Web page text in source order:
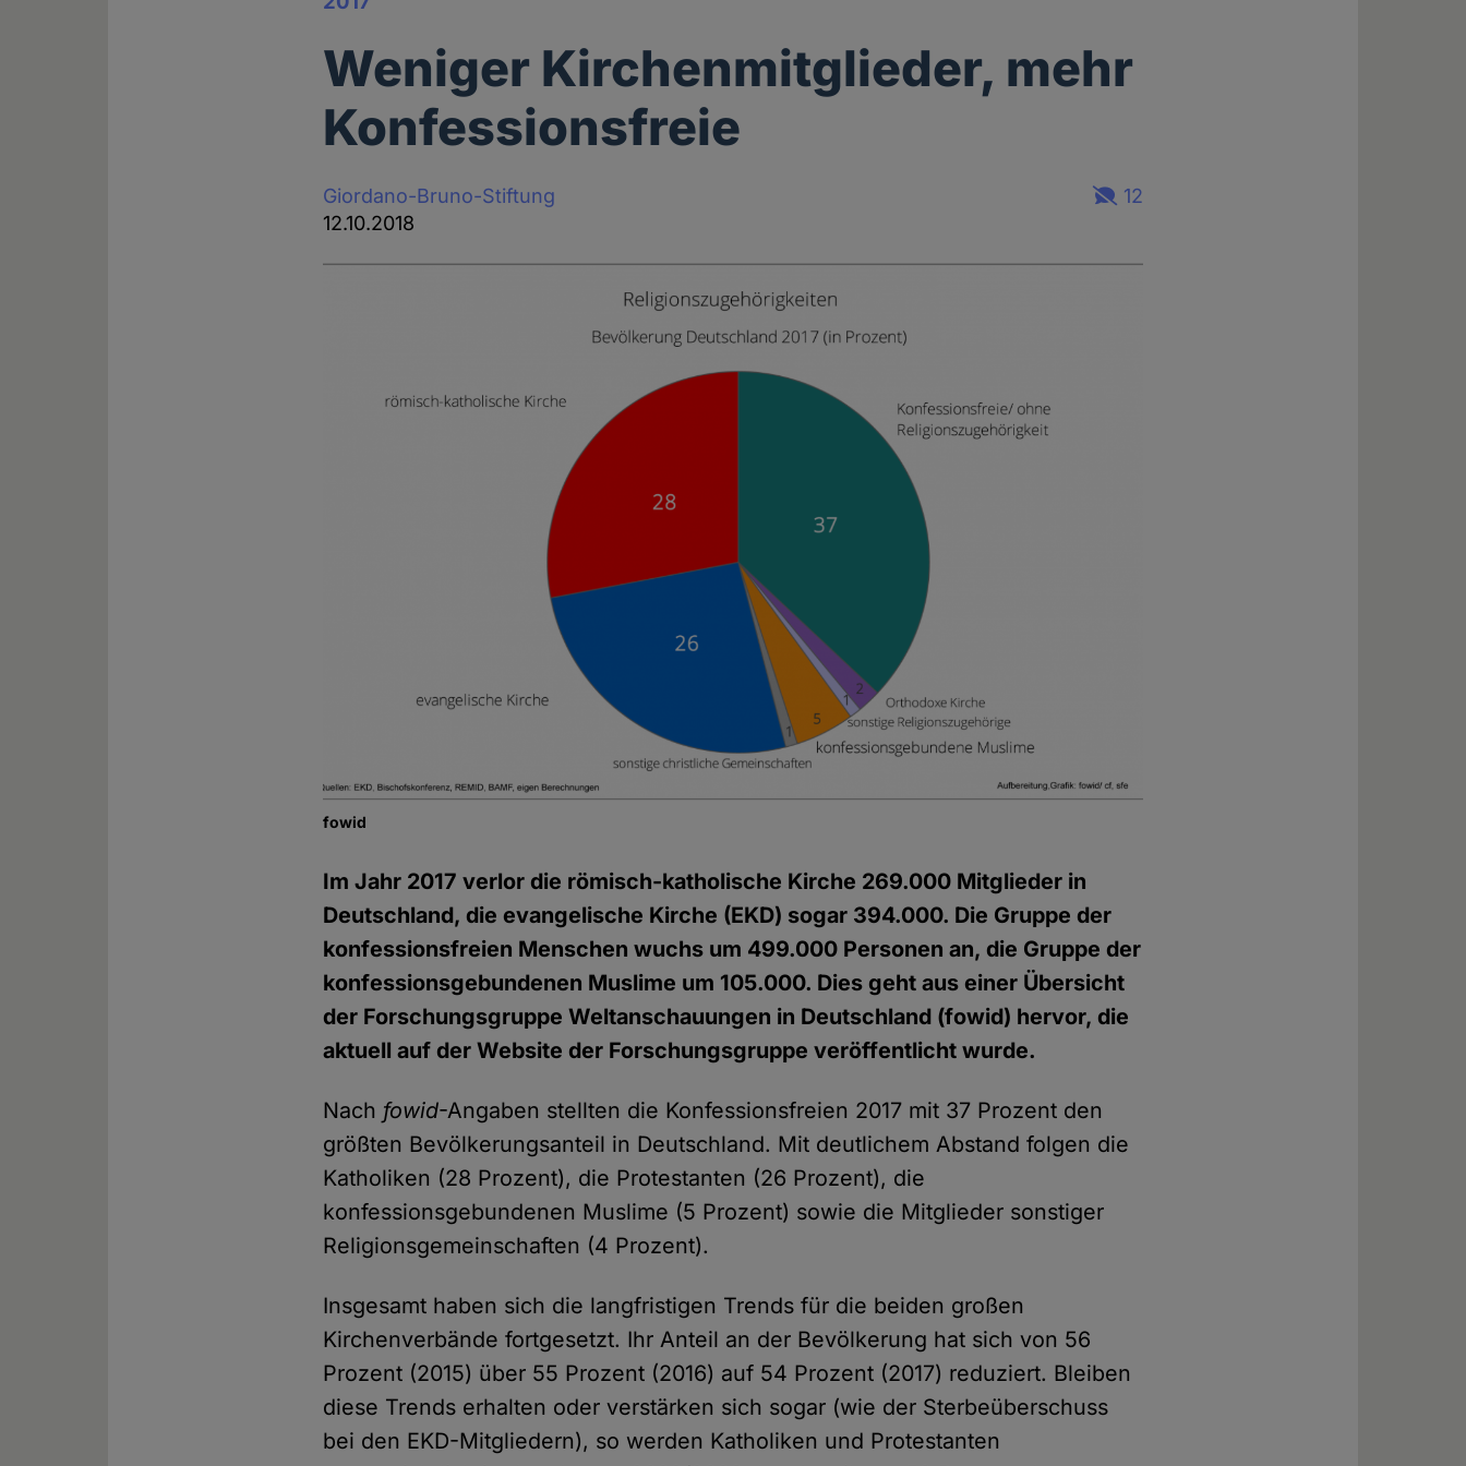
Weniger Kirchenmitglieder, mehr
Konfessionsfreie
Giordano-Bruno-Stiftung
12.10.2018
12
fowid
Im Jahr 2017 verlor die römisch-katholische Kirche 269.000 Mitglieder in
Deutschland, die evangelische Kirche (EKD) sogar 394.000. Die Gruppe der
konfessionsfreien Menschen wuchs um 499.000 Personen an, die Gruppe der
konfessionsgebundenen Muslime um 105.000. Dies geht aus einer Übersicht
der Forschungsgruppe Weltanschauungen in Deutschland (fowid) hervor, die
aktuell auf der Website der Forschungsgruppe veröffentlicht wurde.
Nach fowid-Angaben stellten die Konfessionsfreien 2017 mit 37 Prozent den
größten Bevölkerungsanteil in Deutschland. Mit deutlichem Abstand folgen die
Katholiken (28 Prozent), die Protestanten (26 Prozent), die
konfessionsgebundenen Muslime (5 Prozent) sowie die Mitglieder sonstiger
Religionsgemeinschaften (4 Prozent).
Insgesamt haben sich die langfristigen Trends für die beiden großen
Kirchenverbände fortgesetzt. Ihr Anteil an der Bevölkerung hat sich von 56
Prozent (2015) über 55 Prozent (2016) auf 54 Prozent (2017) reduziert. Bleiben
diese Trends erhalten oder verstärken sich sogar (wie der Sterbeüberschuss
bei den EKD-Mitgliedern), so werden Katholiken und Protestanten